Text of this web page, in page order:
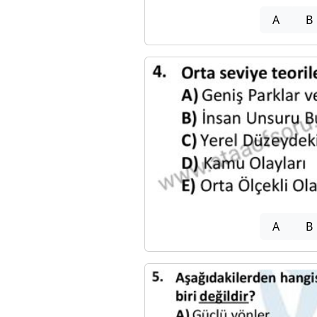
A B
A B